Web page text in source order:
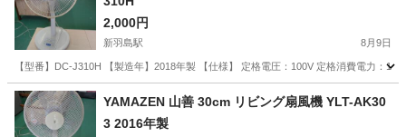
2,000円
新羽島駅 8月9日
【型番】DC-J310H 【製造年】2018年製 【仕様】 定格電圧：100V 定格消費電力：
岐阜 羽島市 季節、空調家電
YAMAZEN 山善 30cm リビング扇風機 YLT-AK30
3 2016年製